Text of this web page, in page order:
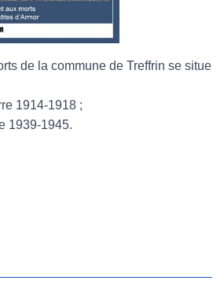
de la commune de Treffrin se situe
1914-1918 ;
1939-1945.